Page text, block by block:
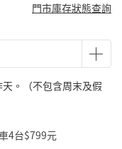
門市庫存狀態查詢
。（不包含周末及假
4台$799元